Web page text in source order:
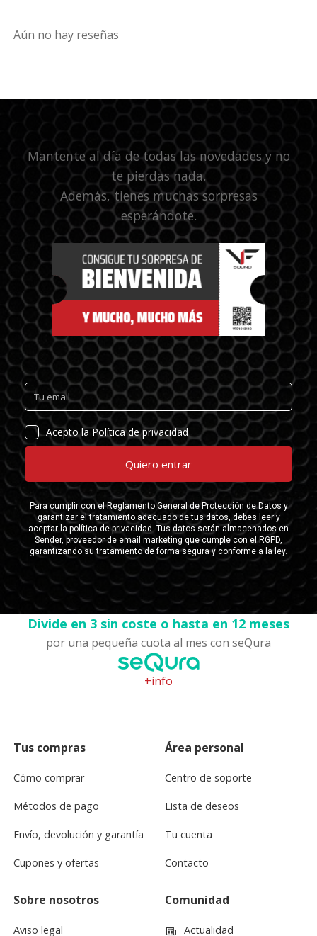
Aún no hay reseñas
Mantente al día de todas las novedades y no
te pierdas nada.
Además, tienes muchas sorpresas
esperándote.
Divide en 3 sin coste o hasta en 12 meses
por una pequeña cuota al mes con seQura
+info
Tus compras
Cómo comprar
Métodos de pago
Envío, devolución y garantía
Cupones y ofertas
Área personal
Centro de soporte
Lista de deseos
Tu cuenta
Contacto
Sobre nosotros
Aviso legal
Comunidad
Actualidad